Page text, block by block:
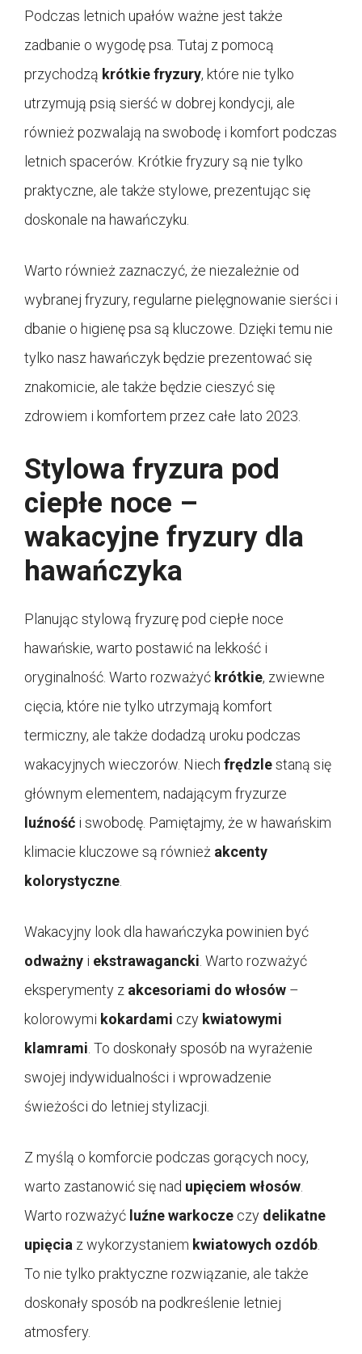
Podczas letnich upałów ważne jest także
zadbanie o wygodę psa. Tutaj z pomocą
przychodzą krótkie fryzury, które nie tylko
utrzymują psią sierść w dobrej kondycji, ale
również pozwalają na swobodę i komfort podczas
letnich spacerów. Krótkie fryzury są nie tylko
praktyczne, ale także stylowe, prezentując się
doskonale na hawańczyku.
Warto również zaznaczyć, że niezależnie od
wybranej fryzury, regularne pielęgnowanie sierści i
dbanie o higienę psa są kluczowe. Dzięki temu nie
tylko nasz hawańczyk będzie prezentować się
znakomicie, ale także będzie cieszyć się
zdrowiem i komfortem przez całe lato 2023.
Stylowa fryzura pod
ciepłe noce –
wakacyjne fryzury dla
hawańczyka
Planując stylową fryzurę pod ciepłe noce
hawańskie, warto postawić na lekkość i
oryginalność. Warto rozważyć krótkie, zwiewne
cięcia, które nie tylko utrzymają komfort
termiczny, ale także dodadzą uroku podczas
wakacyjnych wieczorów. Niech frędzlestaną się
głównym elementem, nadającym fryzurze
luźność i swobodę. Pamiętajmy, że w hawańskim
klimacie kluczowe są również akcenty
kolorystyczne
Wakacyjny look dla hawańczyka powinien być
odważny i ekstrawagancki . Warto rozważyć
eksperymenty z akcesoriami do włosów –
kolorowymi kokardami czy kwiatowymi
klamrami . To doskonały sposób na wyrażenie
swojej indywidualności i wprowadzenie
świeżości do letniej stylizacji.
Z myślą o komforcie podczas gorących nocy,
warto zastanowić się nad upięciem włosów
Warto rozważyć luźne warkocze czy delikatne
upięcia z wykorzystaniem kwiatowych ozdób
To nie tylko praktyczne rozwiązanie, ale także
doskonały sposób na podkreślenie letniej
atmosfery.